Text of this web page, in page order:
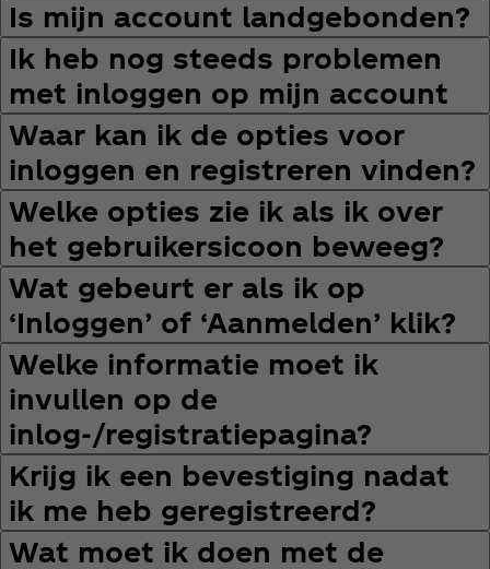
Is mijn account landgebonden?
Ik heb nog steeds problemen
met inloggen op mijn account
Waar kan ik de opties voor
inloggen en registreren vinden?
Welke opties zie ik als ik over
het gebruikersicoon beweeg?
Wat gebeurt er als ik op
‘Inloggen’ of ‘Aanmelden’ klik?
Welke informatie moet ik
invullen op de
inlog‑/registratiepagina?
Krijg ik een bevestiging nadat
ik me heb geregistreerd?
Wat moet ik doen met de